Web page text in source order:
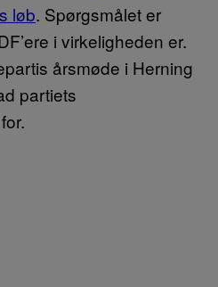
løb. Spørgsmålet er
i virkeligheden er.
årsmøde i Herning
partiets